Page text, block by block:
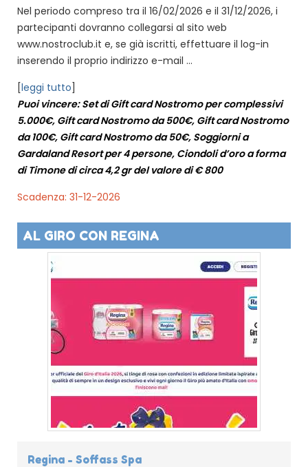
Nel periodo compreso tra il 16/02/2026 e il 31/12/2026, i
partecipanti dovranno collegarsi al sito web
www.nostroclub.it e, se già iscritti, effettuare il log-in
inserendo il proprio indirizzo e-mail ...
[leggi tutto]
Puoi vincere: Set di Gift card Nostromo per complessivi
5.000€, Gift card Nostromo da 500€, Gift card Nostromo
da 100€, Gift card Nostromo da 50€, Soggiorni a
Gardaland Resort per 4 persone, Ciondoli d’oro a forma
di Timone di circa 4,2 gr del valore di € 800
Scadenza: 31-12-2026
AL GIRO CON REGINA
Regina - Soffass Spa